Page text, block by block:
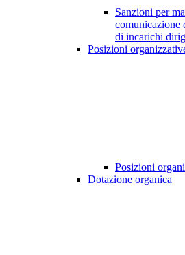
Sanzioni per
comunicazione
di incarichi
Posizioni
Posizioni
Dotazione organica